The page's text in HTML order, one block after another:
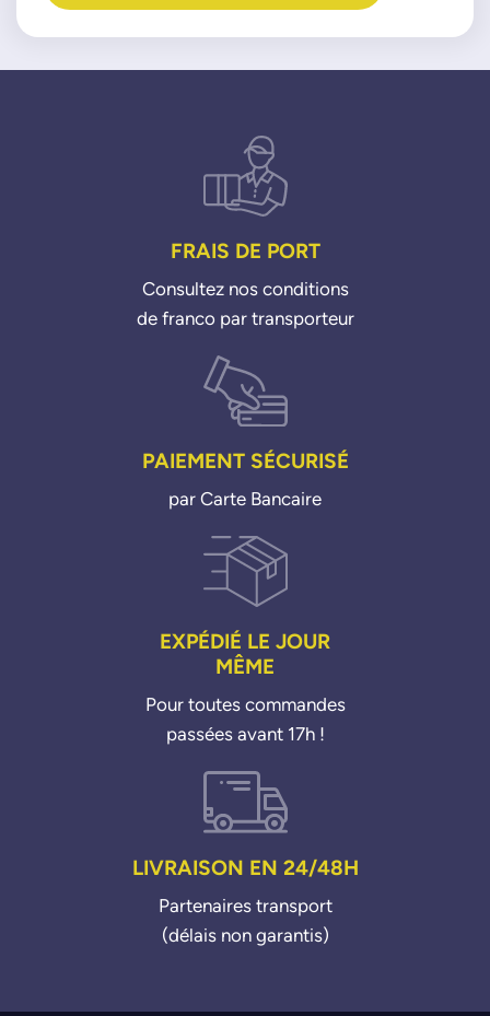
FRAIS DE PORT
Consultez nos conditions
de franco par transporteur
PAIEMENT SÉCURISÉ
par Carte Bancaire
EXPÉDIÉ LE JOUR
MÊME
Pour toutes commandes
passées avant 17h !
LIVRAISON EN 24/48H
Partenaires transport
(délais non garantis)